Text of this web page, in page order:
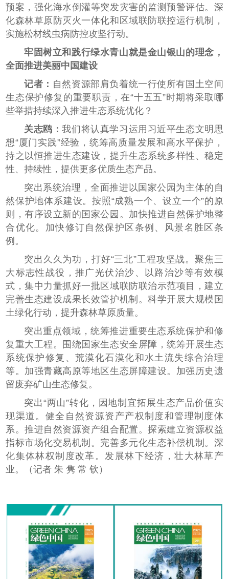
预案，强化海水倒灌等突发灾害的监测预警评估。深
化森林草原防灭火一体化和区域联防联控运行机制，
实施松材线虫病防控攻坚行动。
牢固树立和践行绿水青山就是金山银山的理念，
全面推进美丽中国建设
记者： 自然资源部肩负着统一行使所有国土空间
生态保护修复的重要职责，在“十五五”时期将采取哪
些举措持续深入推进生态系统优化？
关志鸥：我们将认真学习运用习近平生态文明思
想“厦门实践”经验，统筹高质量发展和高水平保护，
持之以恒推进生态建设，提升生态系统多样性、稳定
性、持续性，提供更多优质生态产品。
突出系统治理，全面推进以国家公园为主体的自
然保护地体系建设。按照“成熟一个、设立一个”的原
则，有序设立新的国家公园。加快推进自然保护地整
合优化。加快修订自然保护区条例、风景名胜区条
例。
突出久久为功，打好“三北”工程攻坚战。聚焦三
大标志性战役，推广光伏治沙、以路治沙等有效模
式，集中力量抓好一批区域联防联治示范项目，建立
完善生态建设成果长效管护机制。科学开展大规模国
土绿化行动，提升森林草原质量。
突出重点领域，统筹推进重要生态系统保护和修
复重大工程。围绕国家生态安全屏障，统筹开展生态
系统保护修复、荒漠化石漠化和水土流失综合治理
等。加强青藏高原等地区生态屏障建设。加强历史遗
留废弃矿山生态修复。
突出“两山”转化，因地制宜拓展生态产品价值实
现渠道。健全自然资源资产产权制度和管理制度体
系。推进自然资源资产组合配置。探索建立资源权益
指标市场化交易机制。完善多元化生态补偿机制。深
化集体林权制度改革。发展林下经济，壮大林草产
业。（记者 朱 隽 常 钦）